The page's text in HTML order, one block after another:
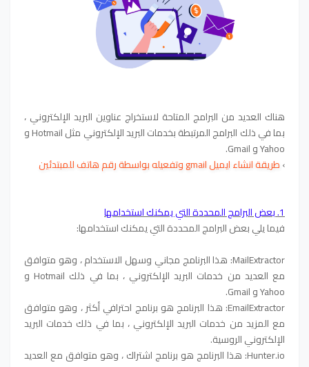
هناك العديد من البرامج المتاحة لاستخراج عناوين البريد الإلكتروني ،
بما في ذلك البرامج المرتبطة بخدمات البريد الإلكتروني مثل Hotmail و
Yahoo و Gmail.
›طريقة انشاء ايميل gmail وتفعيله بواسطة رقم هاتف للمبتدئين
1. بعض البرامج المحددة التي يمكنك استخدامها
فيما يلي بعض البرامج المحددة التي يمكنك استخدامها:
MailExtractor: هذا البرنامج مجاني وسهل الاستخدام ، وهو متوافق
مع العديد من خدمات البريد الإلكتروني ، بما في ذلك Hotmail و
Yahoo و Gmail.
EmailExtractor: هذا البرنامج هو برنامج احترافي أكثر ، وهو متوافق
مع المزيد من خدمات البريد الإلكتروني ، بما في ذلك خدمات البريد
الإلكتروني الروسية.
Hunter.io: هذا البرنامج هو برنامج اشتراك ، وهو متوافق مع العديد